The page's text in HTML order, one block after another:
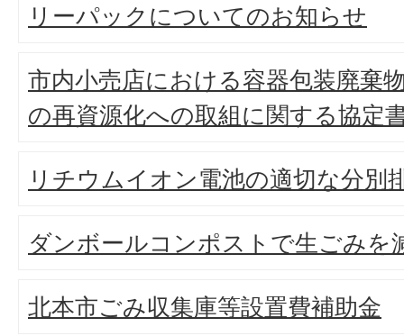
リーパックについてのお知らせ
市内小売店における容器包装廃棄
の再資源化への取組に関する協定
リチウムイオン電池の適切な分別
ダンボールコンポストで生ごみを
北本市ごみ収集庫等設置費補助金